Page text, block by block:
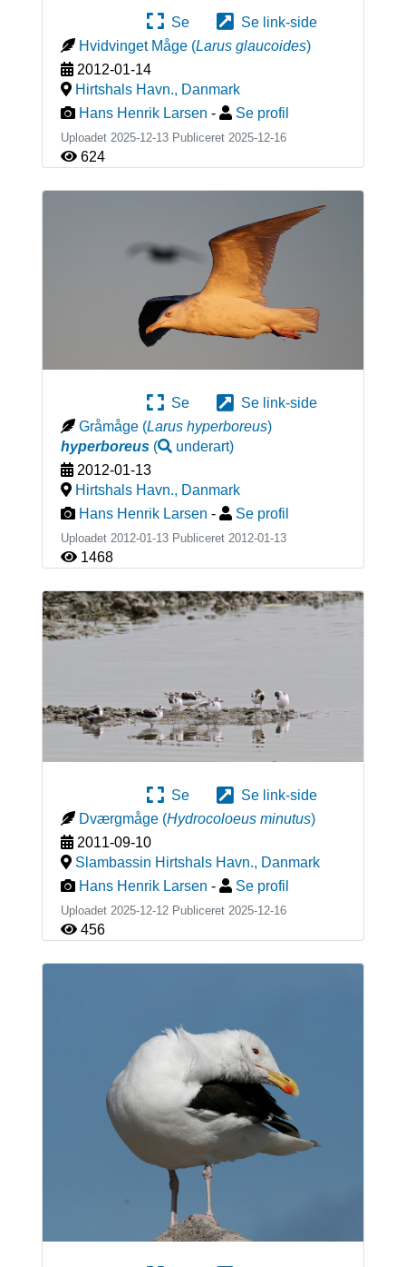
Se
Se link-side
Hvidvinget Måge (Larus glaucoides)
2012-01-14
Hirtshals Havn., Danmark
Hans Henrik Larsen - Se profil
Uploadet 2025-12-13 Publiceret 2025-12-16
624
Se
Se link-side
Gråmåge (Larus hyperboreus)
hyperboreus( underart)
2012-01-13
Hirtshals Havn., Danmark
Hans Henrik Larsen - Se profil
Uploadet 2012-01-13 Publiceret 2012-01-13
1468
Se
Se link-side
Dværgmåge (Hydrocoloeus minutus)
2011-09-10
Slambassin Hirtshals Havn., Danmark
Hans Henrik Larsen - Se profil
Uploadet 2025-12-12 Publiceret 2025-12-16
456